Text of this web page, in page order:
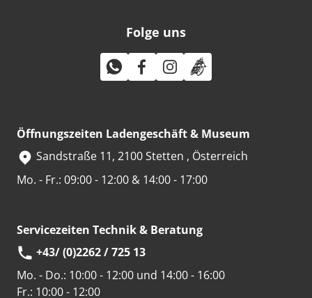
Folge uns
Öffnungszeiten Ladengeschäft & Museum
Sandstraße 11, 2100 Stetten , Österreich
Mo. - Fr.: 09:00 - 12:00 & 14:00 - 17:00
Servicezeiten Technik & Beratung
+43/ (0)2262 / 725 13
Mo. - Do.: 10:00 - 12:00 und 14:00 - 16:00
Fr.: 10:00 - 12:00